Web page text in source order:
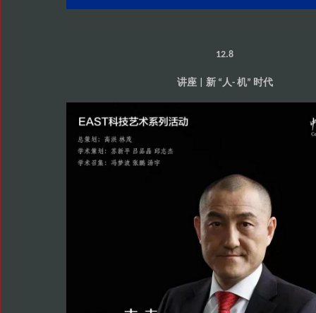
12.8
讲座| 新“ 人- 机” 时代